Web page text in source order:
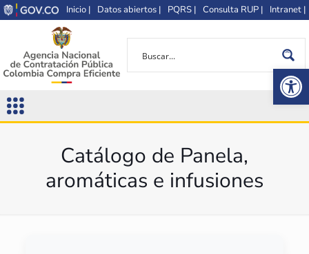
Inicio | Datos abiertos | PQRS | Consulta RUP | Intranet |
Catálogo de Panela,
aromáticas e infusiones